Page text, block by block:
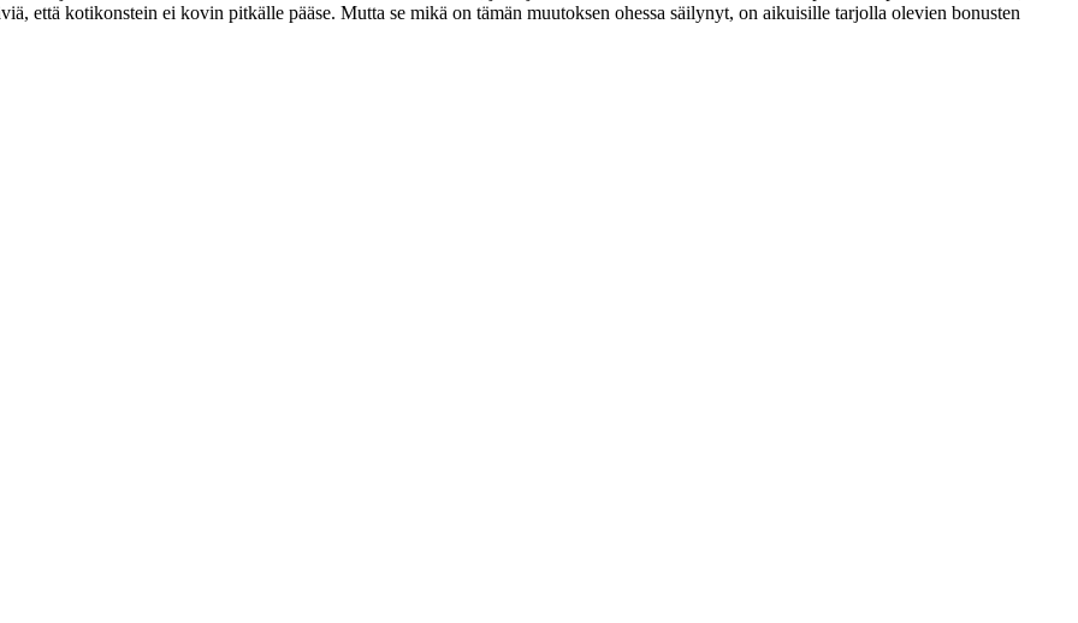
että kotikonstein ei kovin pitkälle pääse. Mutta se mikä on tämän muutoksen ohessa säilynyt, on aikuisille tarjolla olevien bonusten